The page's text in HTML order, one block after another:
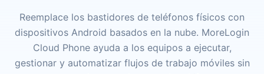
Reemplace los bastidores de teléfonos físicos con
dispositivos Android basados en la nube. MoreLogin
Cloud Phone ayuda a los equipos a ejecutar,
gestionar y automatizar flujos de trabajo móviles sin